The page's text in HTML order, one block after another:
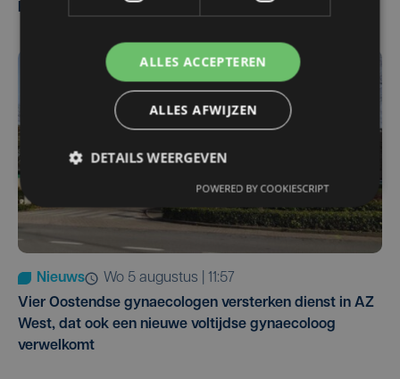
Pieters Brugge
Nieuws
wo 5 augustus | 11:57
Vier Oostendse gynaecologen versterken dienst in AZ
West, dat ook een nieuwe voltijdse gynaecoloog
verwelkomt
ALLES ACCEPTEREN
ALLES AFWIJZEN
DETAILS WEERGEVEN
POWERED BY COOKIESCRIPT